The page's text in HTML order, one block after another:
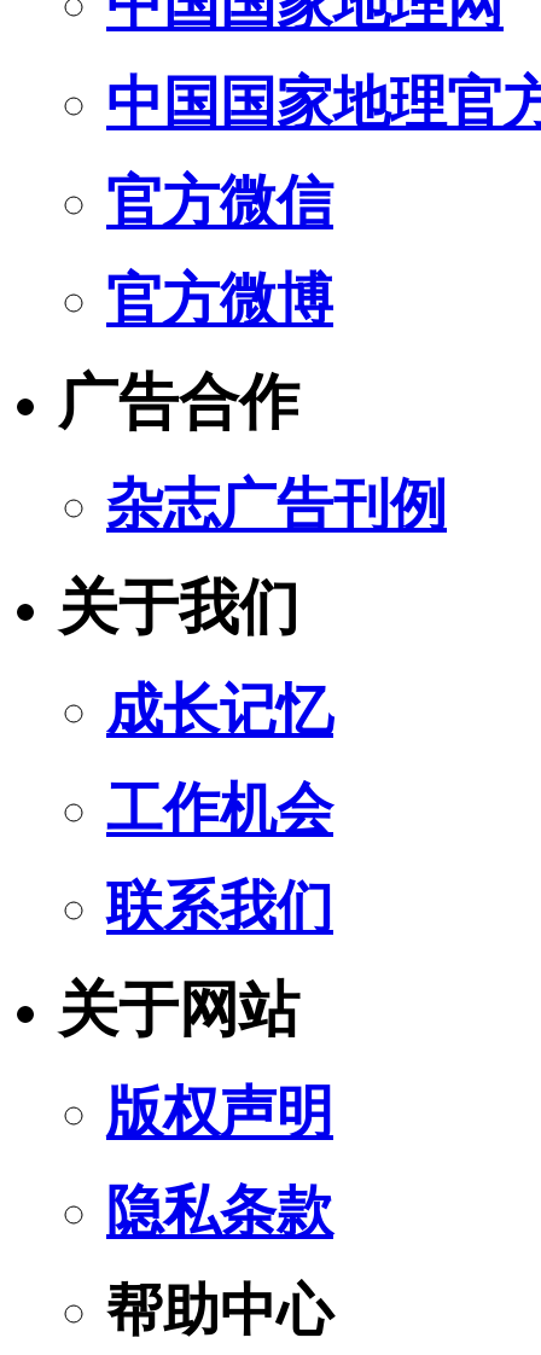
中国国家地理官
官方微信
官方微博
广告合作
杂志广告刊例
关于我们
成长记忆
工作机会
联系我们
关于网站
版权声明
隐私条款
帮助中心